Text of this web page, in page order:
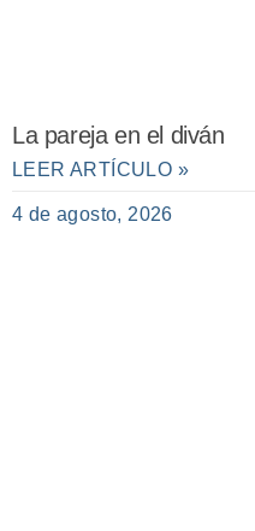
La pareja en el diván
LEER ARTÍCULO »
4 de agosto, 2026